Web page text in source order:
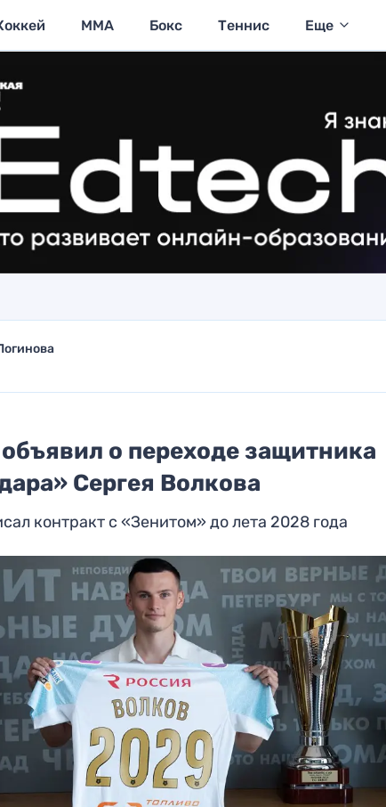
MMA Бокс Теннис Еще
о переходе защитника
Сергея Волкова
контракт с «Зенитом» до лета 2028 года